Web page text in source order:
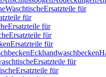
WaschtischeErsatzteile für
für
Ersatzteile für
Ersatzteile für
Ersatzteile für
Eckhandwaschbecken
Ersatzteile für
Ersatzteile für